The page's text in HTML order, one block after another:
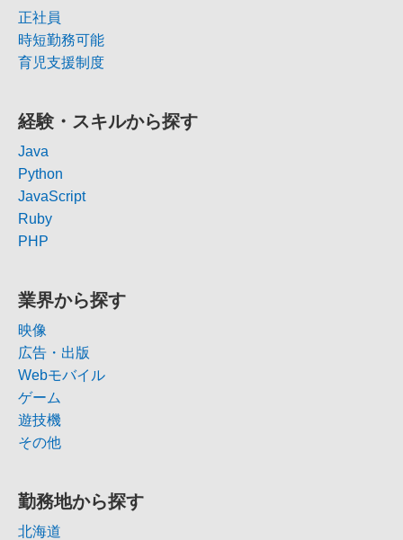
正社員
時短勤務可能
育児支援制度
経験・スキルから探す
Java
Python
JavaScript
Ruby
PHP
業界から探す
映像
広告・出版
Webモバイル
ゲーム
遊技機
その他
勤務地から探す
北海道